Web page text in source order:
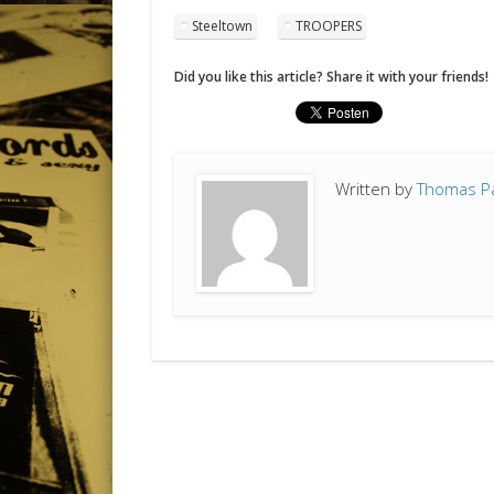
Steeltown TROOPERS
Did you like this article? Share it with your friends!
Written byThomas